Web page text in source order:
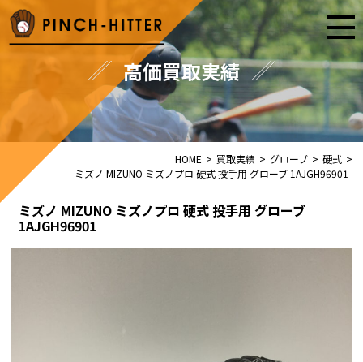
高価買取実績
HOME > 買取実績 > グローブ > 硬式 >
ミズノ MIZUNO ミズノプロ 硬式 投手用 グローブ 1AJGH96901
ミズノ MIZUNO ミズノプロ 硬式 投手用 グローブ
1AJGH96901